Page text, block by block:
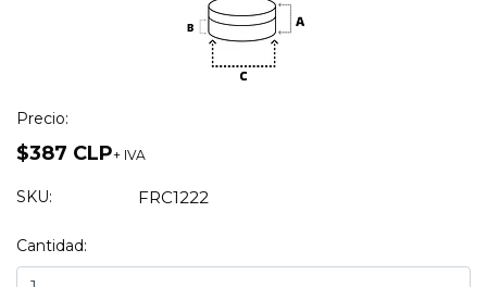
Precio:
$387 CLP+ IVA
SKU: FRC1222
Cantidad: